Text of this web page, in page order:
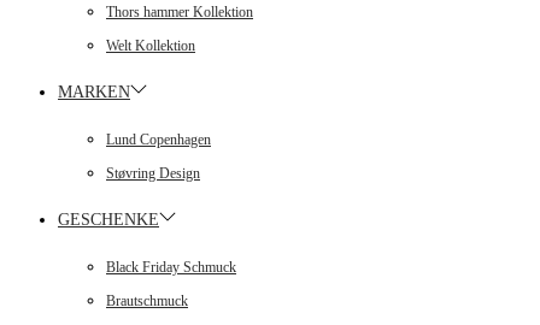
Thors hammer Kollektion
Welt Kollektion
MARKEN
Lund Copenhagen
Støvring Design
GESCHENKE
Black Friday Schmuck
Brautschmuck